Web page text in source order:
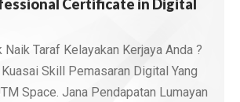
Certificate in Digital
Naik Taraf Kelayakan Kerjaya Anda ?
Skill Pemasaran Digital Yang
Space. Jana Pendapatan Lumayan